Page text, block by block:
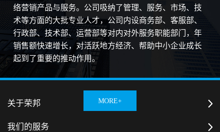
络营销产品与服务。公司吸纳了管理、服务、市场、技
术等方面的大批专业人才，公司内设商务部、客服部、
行政部、技术部、运营部等对内对外服务职能部门，年
销售额快速增长，对活跃地方经济、帮助中小企业成长
起到了重要的推动作用。
MORE+
关于荣邦
我们的服务